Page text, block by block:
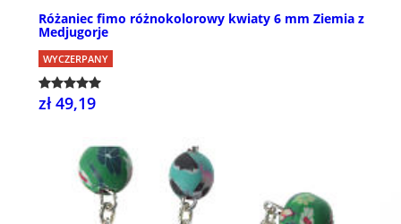
Różaniec fimo różnokolorowy kwiaty 6 mm Ziemia z
Medjugorje
WYCZERPANY
zł 49,19